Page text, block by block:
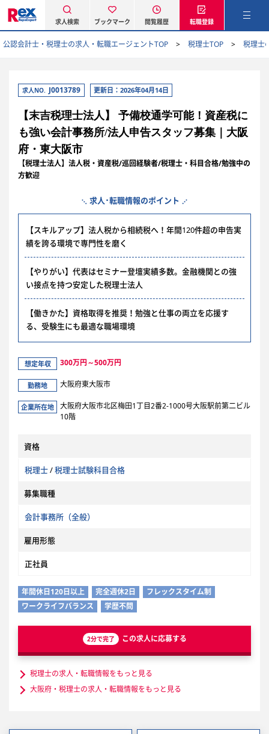
求人検索 ブックマーク 閲覧履歴 転職登録
公認会計士・税理士の求人・転職エージェントTOP 税理士TOP 税理士
求人NO. J0013789 更新日：2026年04月14日
【末吉税理士法人】 予備校通学可能！資産税に
も強い会計事務所/法人申告スタッフ募集｜大阪
府・東大阪市
【税理士法人】法人税・資産税/巡回経験者/税理士・科目合格/勉強中の
方歓迎
求人･転職情報のポイント
【スキルアップ】法人税から相続税へ！年間120件超の申告実
績を誇る環境で専門性を磨く
【やりがい】代表はセミナー登壇実績多数。金融機関との強
い接点を持つ安定した税理士法人
【働きかた】資格取得を推奨！勉強と仕事の両立を応援す
る、受験生にも最適な職場環境
想定年収 300万円～500万円
勤務地 大阪府東大阪市
企業所在地
大阪府大阪市北区梅田1丁目2番2-1000号大阪駅前第二ビル
10階
資格
税理士/税理士試験科目合格
募集職種
会計事務所（全般）
雇用形態
正社員
年間休日120日以上 完全週休2日
フレックスタイム制
ワークライフバランス
学歴不問
2分で完了 この求人に応募する
税理士の求人・転職情報をもっと見る
大阪府・税理士の求人・転職情報をもっと見る